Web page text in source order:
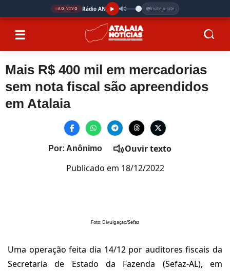
AO VIVO Rádio AN Visite o site
☰
Mais R$ 400 mil em mercadorias
sem nota fiscal são apreendidos
em Atalaia
Por: Anônimo
Ouvir texto
Publicado em 18/12/2022
Foto: Divulgação/Sefaz
Uma operação feita dia 14/12 por auditores fiscais da
Secretaria de Estado da Fazenda (Sefaz-AL), em